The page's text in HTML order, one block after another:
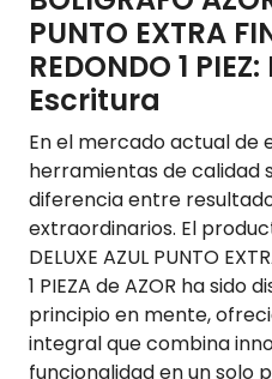
PUNTO EXTRA
REDONDO 1
Escritura
En el mercado actual de
herramientas de calidad
diferencia entre
extraordinarios. El
DELUXE AZUL PUNTO
1 PIEZA de AZOR ha sido
principio en mente,
integral que combina
funcionalidad en un solo